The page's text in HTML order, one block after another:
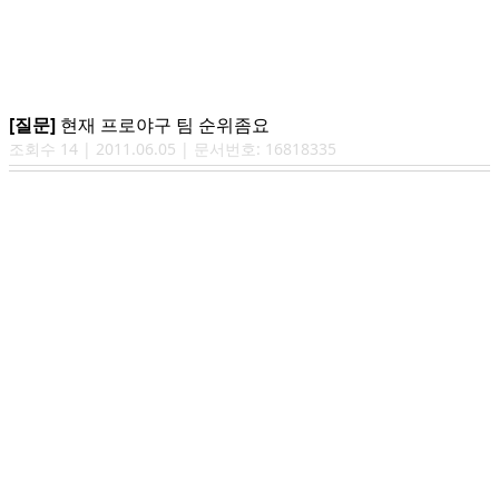
[질문] 현재 프로야구 팀 순위좀요
조회수 14 | 2011.06.05 | 문서번호: 16818335